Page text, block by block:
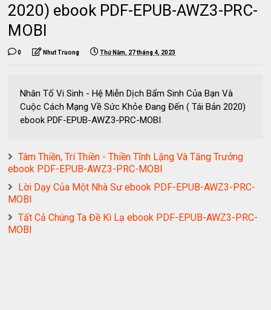
2020) ebook PDF-EPUB-AWZ3-PRC-
MOBI
0 Nhut Truong Thứ Năm, 27 tháng 4, 2023
Nhân Tố Vi Sinh - Hệ Miễn Dịch Bẩm Sinh Của Bạn Và
Cuộc Cách Mạng Về Sức Khỏe Đang Đến ( Tái Bản 2020)
ebook PDF-EPUB-AWZ3-PRC-MOBI
Tâm Thiền, Trí Thiền - Thiền Tĩnh Lặng Và Tăng Trưởng
ebook PDF-EPUB-AWZ3-PRC-MOBI
Lời Dạy Của Một Nhà Sư ebook PDF-EPUB-AWZ3-PRC-
MOBI
Tất Cả Chúng Ta Đề Kì Lạ ebook PDF-EPUB-AWZ3-PRC-
MOBI